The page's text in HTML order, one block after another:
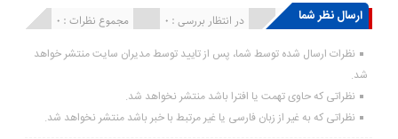
ارسال نظر شما مجموع نظرات : 0 در انتظار بررسی : 0 انتشار یافته : ۰
نظرات ارسال شده توسط شما، پس از تایید توسط مدیران سایت منتشر خواهد
شد.
نظراتی که حاوی تهمت یا افترا باشد منتشر نخواهد شد.
نظراتی که به غیر از زبان فارسی یا غیر مرتبط با خبر باشد منتشر نخواهد شد.